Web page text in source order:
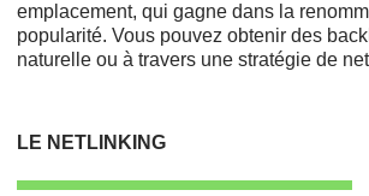
emplacement, qui gagne dans la
popularité. Vous pouvez obtenir des
naturelle ou à travers une stratégie de
LE NETLINKING